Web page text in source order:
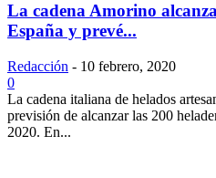
La cadena Amorino
España y prevé...
Redacción - 10 febrero, 2020
0
La cadena italiana de helados
previsión de alcanzar las 200
2020. En...